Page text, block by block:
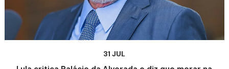
31 JUL